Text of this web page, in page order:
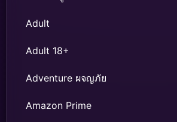
Adult
Adult 18+
Adventure ผจญภัย
Amazon Prime